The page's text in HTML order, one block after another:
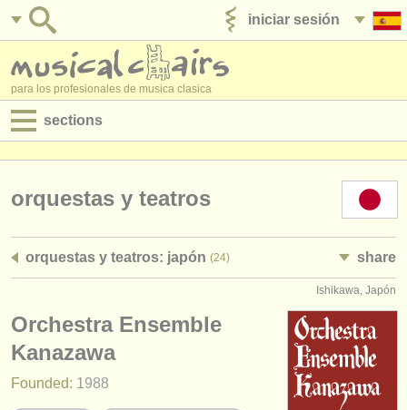
iniciar sesión
para los profesionales de musica clasica
sections
empleos - administración
cursillos
concursos
orquestas y teatros
orquestas y teatros: japón (24) share
Ishikawa, Japón
Orchestra Ensemble
Kanazawa
Founded: 1988